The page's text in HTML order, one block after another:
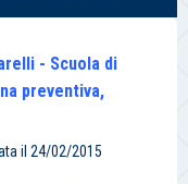
- Scuola di
preventiva,
il 24/02/2015